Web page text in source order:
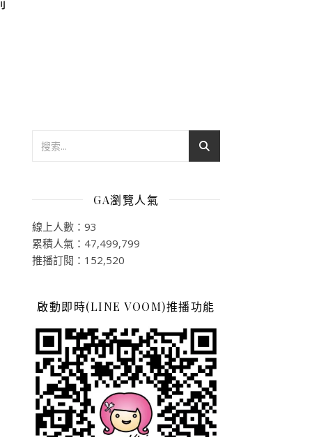
GA瀏覽人氣
線上人數：93
累積人氣：47,499,799
推播訂閱：152,520
啟動即時(LINE VOOM)推播功能